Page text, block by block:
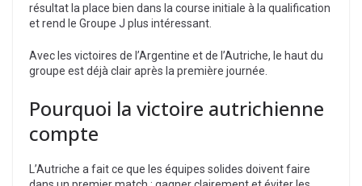
résultat la place bien dans la course initiale à la qualification
et rend le Groupe J plus intéressant.
Avec les victoires de l’Argentine et de l’Autriche, le haut du
groupe est déjà clair après la première journée.
Pourquoi la victoire autrichienne
compte
L’Autriche a fait ce que les équipes solides doivent faire